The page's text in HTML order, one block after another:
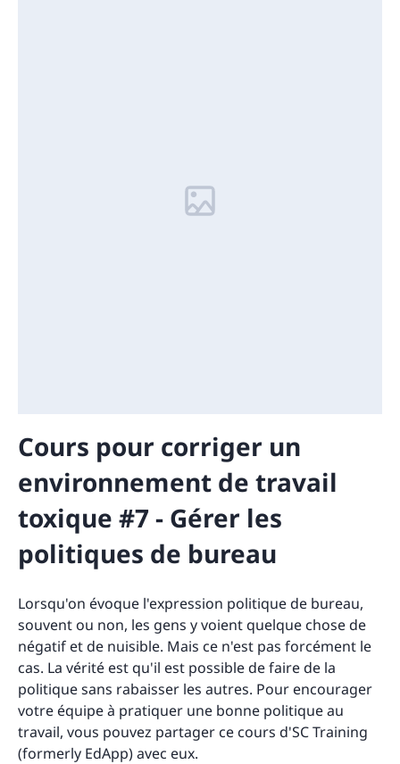
Cours pour corriger un
environnement de travail
toxique #7 - Gérer les
politiques de bureau
Lorsqu'on évoque l'expression politique de bureau,
souvent ou non, les gens y voient quelque chose de
négatif et de nuisible. Mais ce n'est pas forcément le
cas. La vérité est qu'il est possible de faire de la
politique sans rabaisser les autres. Pour encourager
votre équipe à pratiquer une bonne politique au
travail, vous pouvez partager ce cours d'SC Training
(formerly EdApp) avec eux.